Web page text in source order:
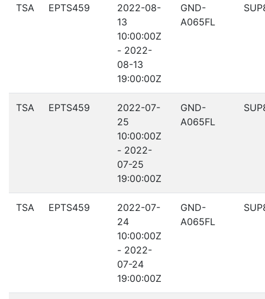
TSA EPTS459
2022-08-
13
10:00:00Z
- 2022-
08-13
19:00:00Z
GND-
A065FL
TSA EPTS459
2022-07-
25
10:00:00Z
- 2022-
07-25
19:00:00Z
GND-
A065FL
TSA EPTS459
2022-07-
24
10:00:00Z
- 2022-
07-24
19:00:00Z
GND-
A065FL